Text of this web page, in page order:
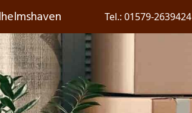
Tel.: 01579-2639424